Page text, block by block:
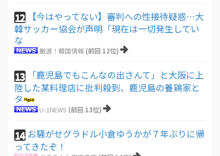
12
【今はやってない】審判への性接待疑惑…大
韓サッカー協会が声明「現在は一切発生してい
な
厳選！韓国情報 (前回 12位)
13
「鹿児島でもこんなの出さんて」と大阪に上
陸した某料理店に批判殺到、鹿児島の養鶏家と
タ
U-1NEWS (前回 13位)
14 お騒がせグラドル小倉ゆうかが７年ぶりに帰
ってきたぞ！